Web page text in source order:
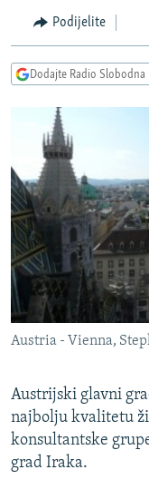
Pređite
pretragu
VIZUELNO
FOTOGALERIJE
INFOGRAFIKE
PODCASTI
RAT U UKRAJINI
KINA NA BALKANU
RSE PRIČE IZ SVIJETA
ISPRIČAJ MI
DNEVNO@RSE
SPECIJALI RSE
VIŠE OD NASLOVA
GENOCID U
POPLAVE I KLIZIŠTA U
POST SCRIPTUM
MOJA EVROPA
PRATITE NAS
Sve RFE/RL
Podijelite
Dodajte Radio
Austria - Vienna,
Austrijski glavni
najbolju kvalitetu
konsultantske
grad Iraka.